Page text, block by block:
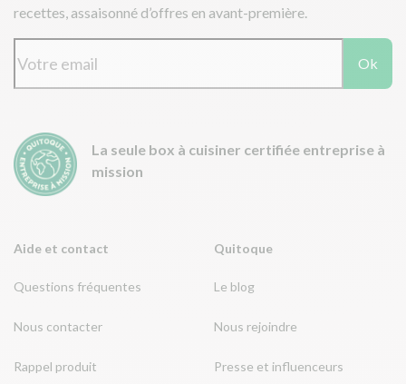
Aide et contact
Questions fréquentes
Nous contacter
Rappel produit
Quitoque
Le blog
Nous rejoindre
Presse et influenceurs
recettes, assaisonné d’offres en avant-première.
Ok
La seule box à cuisiner certifiée entreprise à
mission